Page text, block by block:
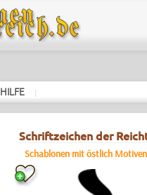
HILFE |
Schriftzeichen der
Schablonen mit östlich Motiven